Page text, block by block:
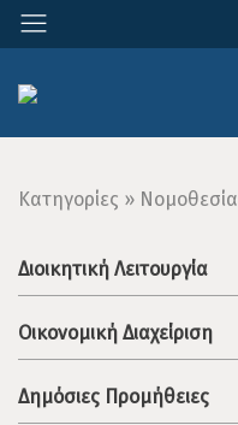
Παράκαμψη
προς
κυρίως
Breadcrumb
Κατηγορίες Νομοθεσία
Διοικητική Λειτουργία
Οικονομική Διαχείριση
Δημόσιες Προμήθειες